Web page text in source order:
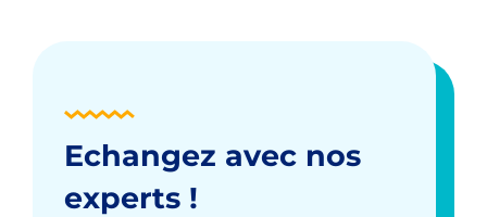
Echangez avec nos
experts !